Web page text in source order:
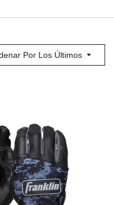
Por Los Últimos